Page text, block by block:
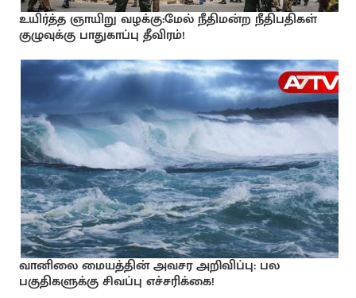
உயிர்த்த ஞாயிறு வழக்கு:மேல் நீதிமன்ற நீதிபதிகள்
குழுவுக்கு பாதுகாப்பு தீவிரம்!
வானிலை மையத்தின் அவசர அறிவிப்பு: பல
பகுதிகளுக்கு சிவப்பு எச்சரிக்கை!